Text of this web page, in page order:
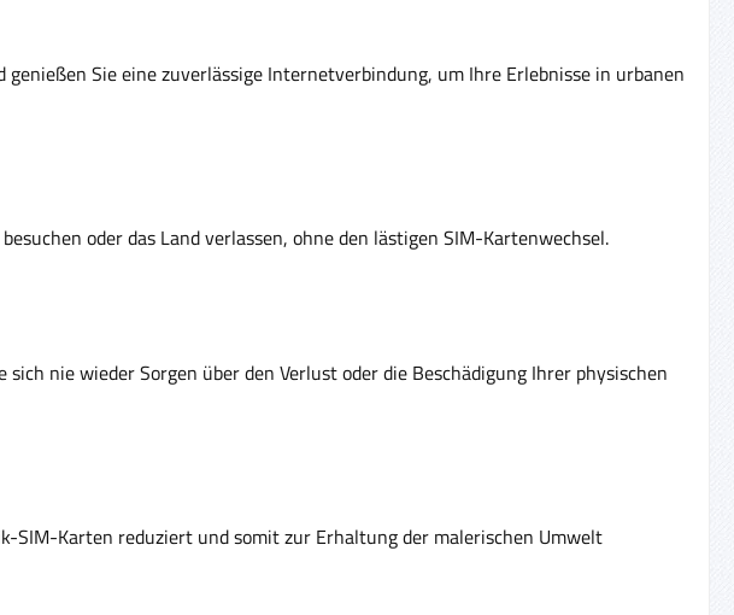
Sie eine zuverlässige Internetverbindung, um Ihre Erlebnisse in urbanen
oder das Land verlassen, ohne den lästigen SIM-Kartenwechsel.
nie wieder Sorgen über den Verlust oder die Beschädigung Ihrer physischen
SIM-Karten reduziert und somit zur Erhaltung der malerischen Umwelt